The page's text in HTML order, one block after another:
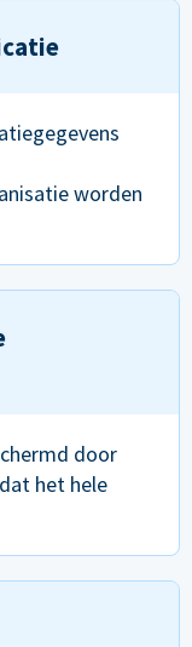
worden
door
het hele